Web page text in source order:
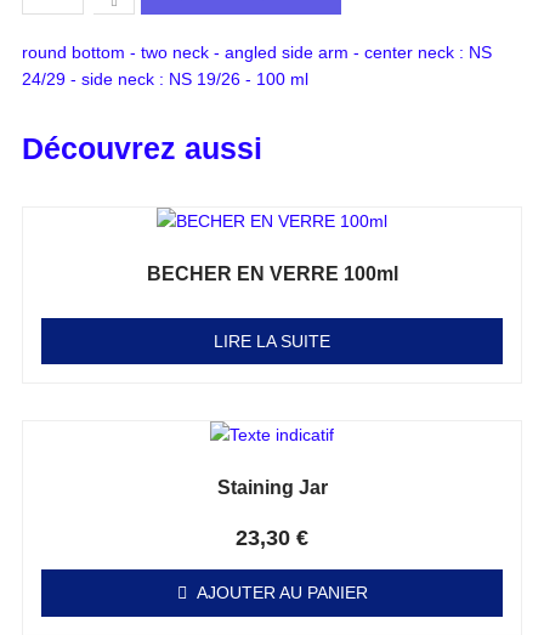
round bottom - two neck - angled side arm - center neck : NS
24/29 - side neck : NS 19/26 - 100 ml
Découvrez aussi
BECHER EN VERRE 100ml
LIRE LA SUITE
Staining Jar
23,30 €
AJOUTER AU PANIER